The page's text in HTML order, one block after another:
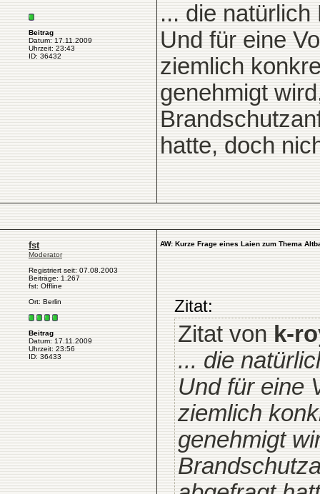
Beitrag
Datum: 17.11.2009
Uhrzeit: 23:43
ID: 36432
... die
Und für eine
ziemlich
genehmigt
hatte, doch
fst
Moderator
Registriert seit: 07.08.2003
Beiträge: 1.267
fst: Offline
Ort: Berlin
Beitrag
Datum: 17.11.2009
Uhrzeit: 23:56
ID: 36433
AW: Kurze Frage eines Laien zum Thema
Zitat:
Zitat von k-
... die
Und für eine
ziemlich
genehmigt